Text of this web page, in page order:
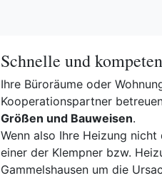
Schnelle und
Ihre Büroräume oder
Kooperationspartner
Größen und Bauweisen.
Wenn also Ihre Heizung
einer der Klempner bzw.
Gammelshausen um die